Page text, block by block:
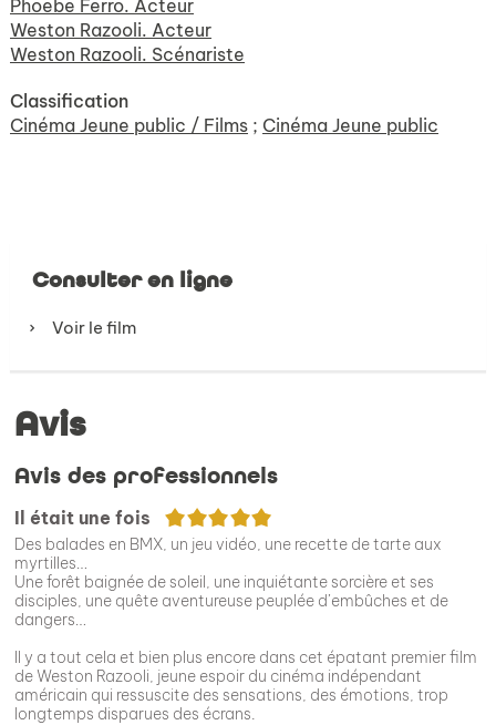
Phoebe Ferro. Acteur
Weston Razooli. Acteur
Weston Razooli. Scénariste
Classification
Cinéma Jeune public / Films ; Cinéma Jeune public
Consulter en ligne
Voir le film
Avis
Avis des professionnels
Il était une fois 5/5
Des balades en BMX, un jeu vidéo, une recette de tarte aux
myrtilles…
Une forêt baignée de soleil, une inquiétante sorcière et ses
disciples, une quête aventureuse peuplée d’embûches et de
dangers…
Il y a tout cela et bien plus encore dans cet épatant premier film
de Weston Razooli, jeune espoir du cinéma indépendant
américain qui ressuscite des sensations, des émotions, trop
longtemps disparues des écrans.